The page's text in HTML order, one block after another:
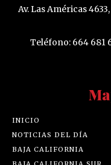
Av. Las Américas
Teléfono: 664 681
INICIO
NOTICIAS DEL DÍA
BAJA CALIFORNIA